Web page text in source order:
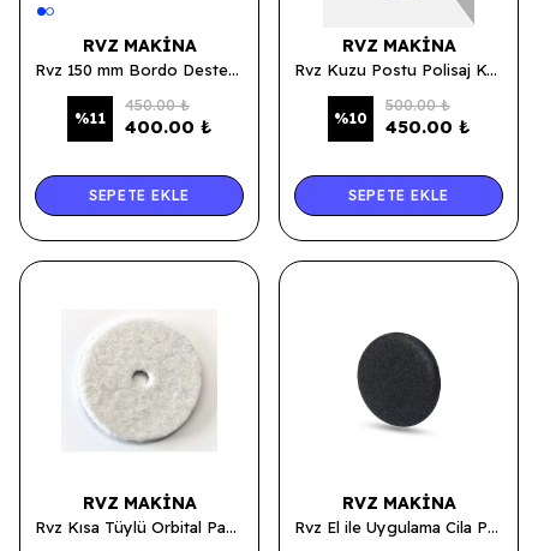
RVZ MAKINA
Rvz 150 mm Bordo Destek Tabanlı İnce Pasta Süngeri
%11
450.00 ₺
400.00 ₺
SEPETE EKLE
RVZ MAKINA
Rvz Kuzu Postu Polisaj Keçesi Gri 160mm
%10
500.00 ₺
450.00 ₺
SEPETE EKLE
RVZ MAKINA
Rvz Kısa Tüylü Orbital Pasta Keçesi 150mm
RVZ MAKINA
Rvz El ile Uygulama Cila Pedi 10 Cm - Siyah/Sarı